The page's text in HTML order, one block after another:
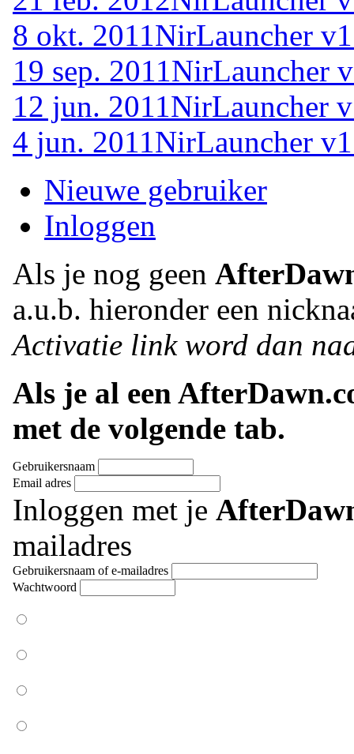
8 okt. 2011NirLauncher
19 sep. 2011NirLauncher
12 jun. 2011NirLauncher
4 jun. 2011NirLauncher
Nieuwe gebruiker
Inloggen
Als je nog geen
a.u.b. hieronder een
Activatie link word dan
Als je al een
met de volgende tab.
Gebruikersnaam
Email adres
Inloggen met je
mailadres
Gebruikersnaam of e-mailadres
Wachtwoord